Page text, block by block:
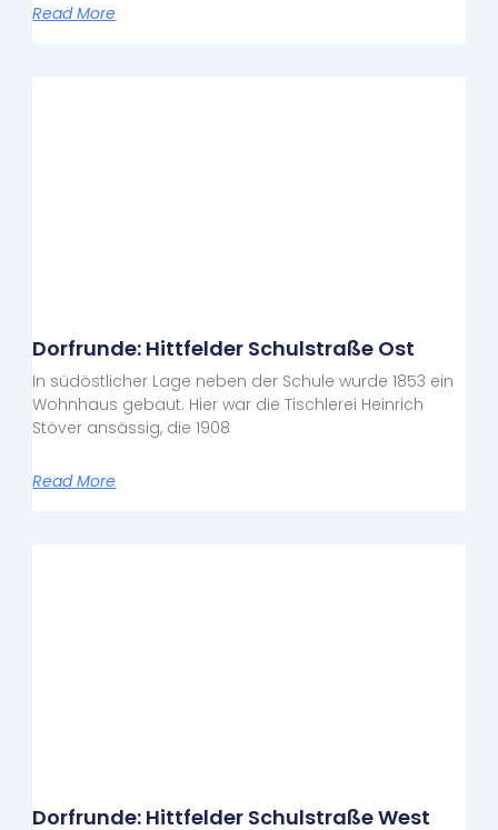
Read More
Dorfrunde: Hittfelder Schulstraße Ost
In südöstlicher Lage neben der Schule wurde 1853 ein
Wohnhaus gebaut. Hier war die Tischlerei Heinrich
Stöver ansässig, die 1908
Read More
Dorfrunde: Hittfelder Schulstraße West